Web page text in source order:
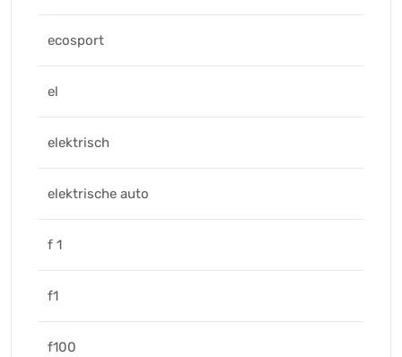
ecosport
el
elektrisch
elektrische auto
f 1
f1
f100